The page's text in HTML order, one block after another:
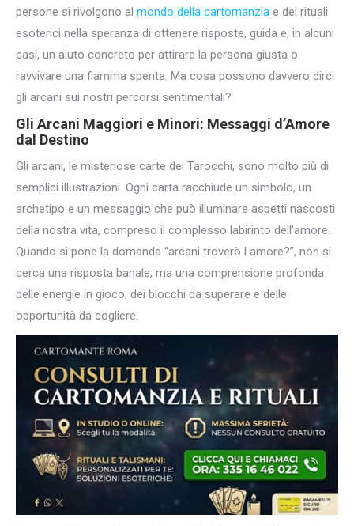
persone si rivolgono al mondo della cartomanzia e dei rituali
esoterici nella speranza di ottenere risposte, guida e, in alcuni
casi, un aiuto concreto per attirare la persona giusta o
ravvivare una fiamma spenta. Ma cosa possono davvero dirci
gli arcani sui nostri percorsi sentimentali?
Gli Arcani Maggiori e Minori: Messaggi d’Amore
dal Destino
Gli arcani, le misteriose carte dei Tarocchi, sono molto più di
semplici illustrazioni. Ogni carta racchiude un simbolo, un
archetipo e un messaggio che può illuminare aspetti nascosti
della nostra vita, compreso il complesso labirinto dell’amore.
Quando si pone la domanda “arcani troverò l amore?”, non si
cerca una risposta banale, ma una comprensione profonda
delle energie in gioco, dei blocchi da superare e delle
opportunità da cogliere.